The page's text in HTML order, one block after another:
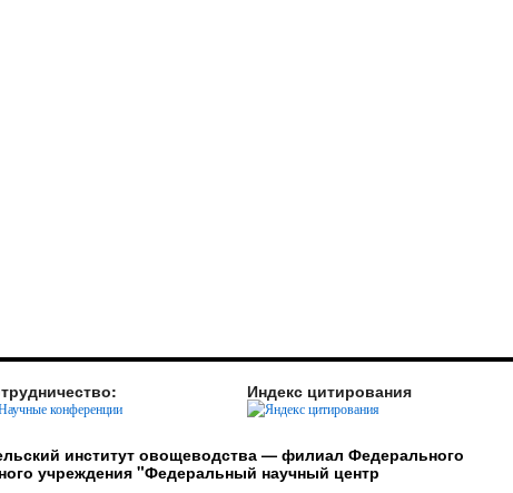
Индекс цитирования
институт овощеводства — филиал Федерального
учреждения "Федеральный научный центр